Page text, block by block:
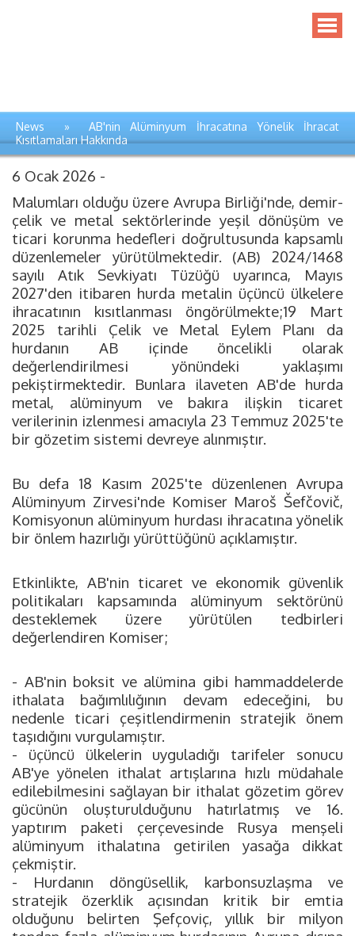
News » AB'nin Alüminyum İhracatına Yönelik İhracat
Kısıtlamaları Hakkında
6 Ocak 2026 -
Malumları olduğu üzere Avrupa Birliği'nde, demir-
çelik ve metal sektörlerinde yeşil dönüşüm ve
ticari korunma hedefleri doğrultusunda kapsamlı
düzenlemeler yürütülmektedir. (AB) 2024/1468
sayılı Atık Sevkiyatı Tüzüğü uyarınca, Mayıs
2027'den itibaren hurda metalin üçüncü ülkelere
ihracatının kısıtlanması öngörülmekte;19 Mart
2025 tarihli Çelik ve Metal Eylem Planı da
hurdanın AB içinde öncelikli olarak
değerlendirilmesi yönündeki yaklaşımı
pekiştirmektedir. Bunlara ilaveten AB'de hurda
metal, alüminyum ve bakıra ilişkin ticaret
verilerinin izlenmesi amacıyla 23 Temmuz 2025'te
bir gözetim sistemi devreye alınmıştır.
Bu defa 18 Kasım 2025'te düzenlenen Avrupa
Alüminyum Zirvesi'nde Komiser Maroš Šefčovič,
Komisyonun alüminyum hurdası ihracatına yönelik
bir önlem hazırlığı yürüttüğünü açıklamıştır.
Etkinlikte, AB'nin ticaret ve ekonomik güvenlik
politikaları kapsamında alüminyum sektörünü
desteklemek üzere yürütülen tedbirleri
değerlendiren Komiser;
- AB'nin boksit ve alümina gibi hammaddelerde
ithalata bağımlılığının devam edeceğini, bu
nedenle ticari çeşitlendirmenin stratejik önem
taşıdığını vurgulamıştır.
- üçüncü ülkelerin uyguladığı tarifeler sonucu
AB'ye yönelen ithalat artışlarına hızlı müdahale
edilebilmesini sağlayan bir ithalat gözetim görev
gücünün oluşturulduğunu hatırlatmış ve 16.
yaptırım paketi çerçevesinde Rusya menşeli
alüminyum ithalatına getirilen yasağa dikkat
çekmiştir.
- Hurdanın döngüsellik, karbonsuzlaşma ve
stratejik özerklik açısından kritik bir emtia
olduğunu belirten Şefçoviç, yıllık bir milyon